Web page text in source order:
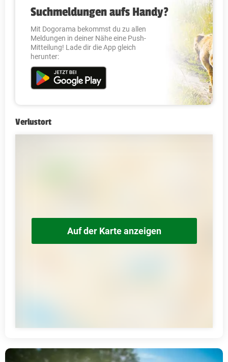
Suchmeldungen aufs Handy?
Mit Dogorama bekommst du zu allen
Meldungen in deiner Nähe eine Push-
Mitteilung! Lade dir die App gleich
herunter:
Verlustort
Auf der Karte anzeigen